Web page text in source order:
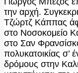
την αρχή.
Τζώρτζ Κάππας
στο Νοσοκομείο
στο Σαν
πολυκατοικίας σ’
δρόμους στην